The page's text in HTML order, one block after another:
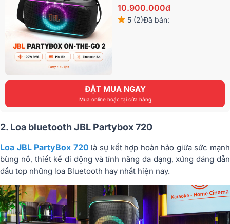
10.900.000đ
5 (2)Đã bán:
ĐẶT MUA NGAY
Mua online hoặc tại cửa hàng
2. Loa bluetooth JBL Partybox 720
Loa JBL PartyBox 720 là sự kết hợp hoàn hảo giữa sức mạnh
bùng nổ, thiết kế di động và tính năng đa dạng, xứng đáng dẫn
đầu top những loa Bluetooth hay nhất hiện nay.